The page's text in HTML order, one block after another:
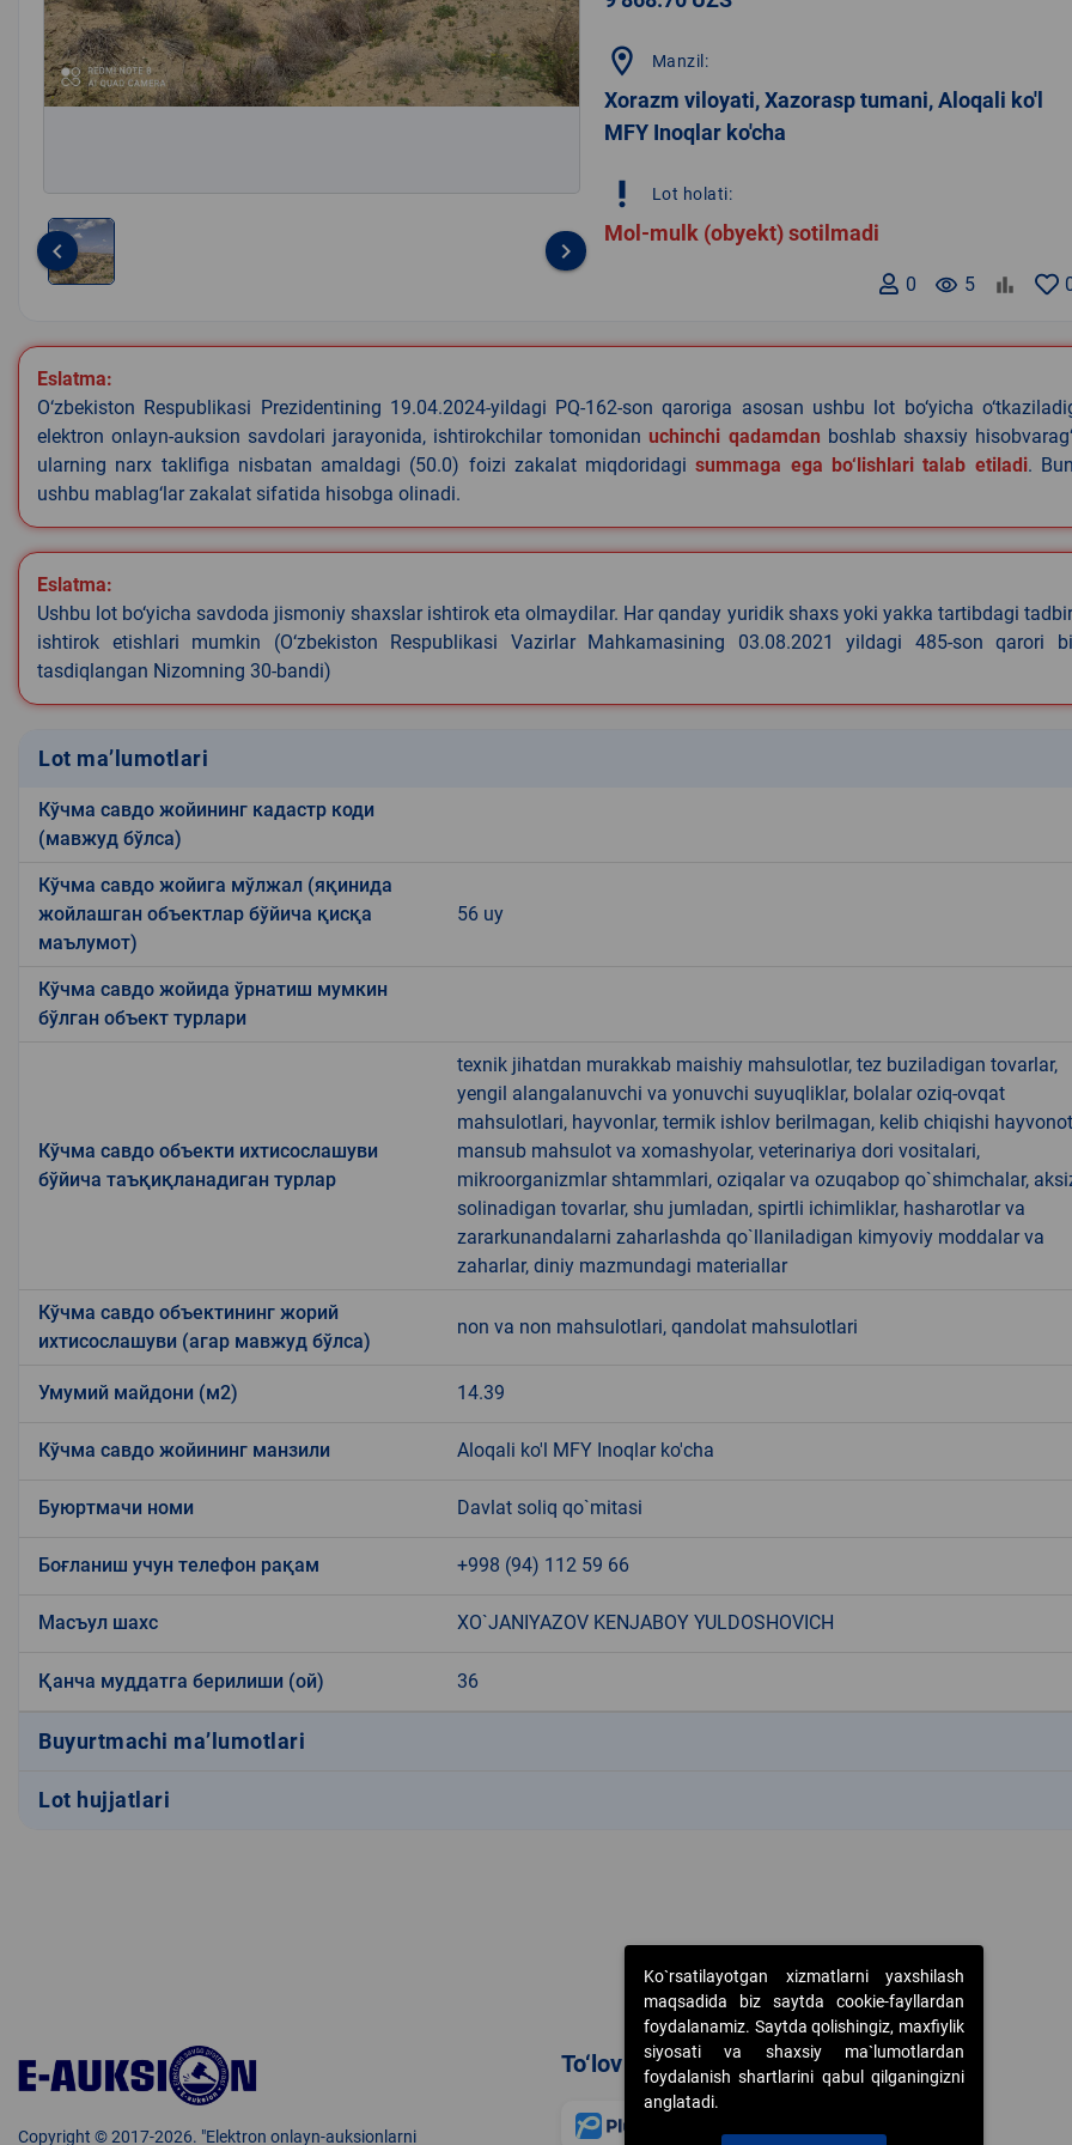
of
1
keyboard_arrow_left keyboard_arrow_right
location_on Manzil:
Xorazm viloyati, Xazorasp tumani, Aloqali ko'l
MFY Inoqlar ko'cha
priority_high Lot holati:
Mol-mulk (obyekt) sotilmadi
remove_red_eye 5
0
Eslatma:
O‘zbekiston Respublikasi Prezidentining 19.04.2024-yildagi PQ-162-son qaroriga asosan ushbu lot bo‘yicha
elektron onlayn-auksion savdolari jarayonida, ishtirokchilar tomonidanuchinchi qadamdan boshlab shaxsiy
ularning narx taklifiga nisbatan amaldagi (50.0) foizi zakalat miqdoridagisummaga ega bo‘lishlari talab etiladi.
ushbu mablag‘lar zakalat sifatida hisobga olinadi.
Eslatma:
Ushbu lot bo‘yicha savdoda jismoniy shaxslar ishtirok eta olmaydilar. Har qanday yuridik shaxs yoki yakka tartibdagi
ishtirok etishlari mumkin (O‘zbekiston Respublikasi Vazirlar Mahkamasining 03.08.2021 yildagi 485-son qarori
tasdiqlangan Nizomning 30-bandi)
Lot ma’lumotlari
Кўчма савдо жойининг кадастр коди
(мавжуд бўлса)
Кўчма савдо жойига мўлжал (яқинида
жойлашган объектлар бўйича қисқа
маълумот)
56 uy
Кўчма савдо жойида ўрнатиш мумкин
бўлган объект турлари
Кўчма савдо объекти ихтисослашуви
бўйича таъқиқланадиган турлар
texnik jihatdan murakkab maishiy mahsulotlar, tez buziladigan tovarlar,
yengil alangalanuvchi va yonuvchi suyuqliklar, bolalar oziq-ovqat
mahsulotlari, hayvonlar, termik ishlov berilmagan, kelib chiqishi
mansub mahsulot va xomashyolar, veterinariya dori vositalari,
mikroorganizmlar shtammlari, oziqalar va ozuqabop qo`shimchalar,
solinadigan tovarlar, shu jumladan, spirtli ichimliklar, hasharotlar va
zararkunandalarni zaharlashda qo`llaniladigan kimyoviy moddalar va
zaharlar, diniy mazmundagi materiallar
Кўчма савдо объектининг жорий
ихтисослашуви (агар мавжуд бўлса)
non va non mahsulotlari, qandolat mahsulotlari
Умумий майдони (м2) 14.39
Кўчма савдо жойининг манзили Aloqali ko'l MFY Inoqlar ko'cha
Буюртмачи номи Davlat soliq qo`mitasi
Боғланиш учун телефон рақам +998 (94) 112 59 66
Масъул шахс XO`JANIYAZOV KENJABOY YULDOSHOVICH
Қанча муддатга берилиши (ой) 36
Buyurtmachi ma’lumotlari
Lot hujjatlari
Copyright © 2017-2026. "Elektron onlayn-auksionlarni
To‘lov usullari
Ko`rsatilayotgan xizmatlarni yaxshilash
maqsadida biz saytda cookie-fayllardan
foydalanamiz. Saytda qolishingiz, maxfiylik
siyosati va shaxsiy ma`lumotlardan
foydalanish shartlarini qabul qilganingizni
anglatadi.